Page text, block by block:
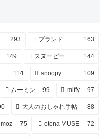
293 ブランド 163
149 スヌーピー 144
114 snoopy 109
ムーミン 99 miffy 97
大人のおしゃれ手帖 88
moz 75 otona MUSE 72